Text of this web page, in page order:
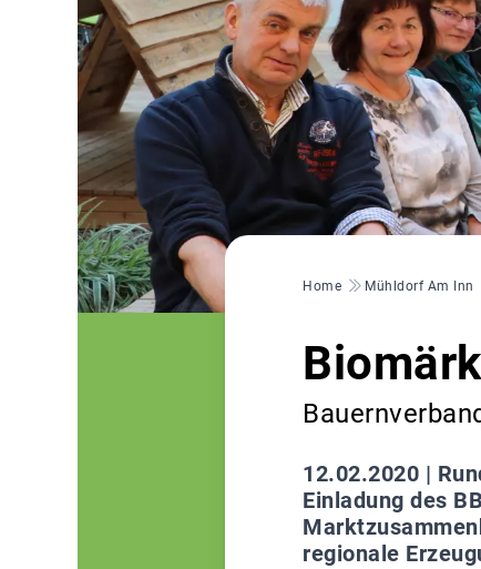
Pfadnavigation
Home Mühldorf Am Inn
12.02.2020 |
Einladung des
regionale